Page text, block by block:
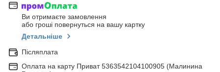
Ви отримаєте замовлення
або гроші повернуться на вашу картку
Детальніше
Післяплата
Оплата на карту Приват 5363542104100905 (Малинина